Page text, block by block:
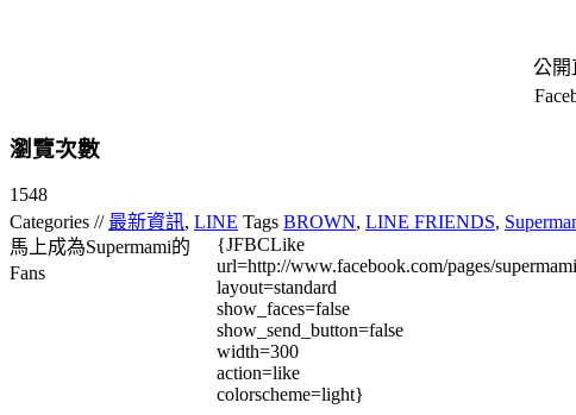
公開
瀏覽次數
1548
Categories // 最新資訊, LINE Tags BROWN, LINE FRIENDS,
馬上成為Supermami的
Fans
{JFBCLike
url=http://www.facebook.com/pages/
layout=standard
show_faces=false
show_send_button=false
width=300
action=like
colorscheme=light}